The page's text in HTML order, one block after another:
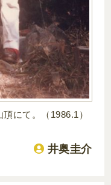
にて。（1986.1）
井奥圭介